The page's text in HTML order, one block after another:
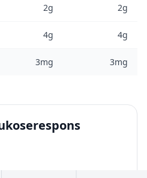
2g 2g
4g 4g
3mg 3mg